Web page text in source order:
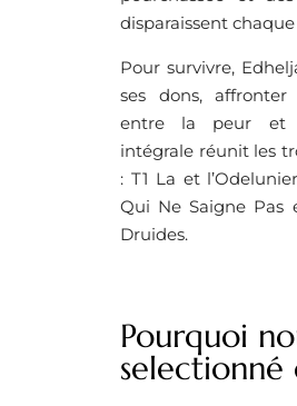
disparaissent
Pour survivre,
ses dons,
entre la peur et
intégrale réunit les
: T1 La et
Qui Ne Saigne Pas
Druides.
Pourquoi
selectionné